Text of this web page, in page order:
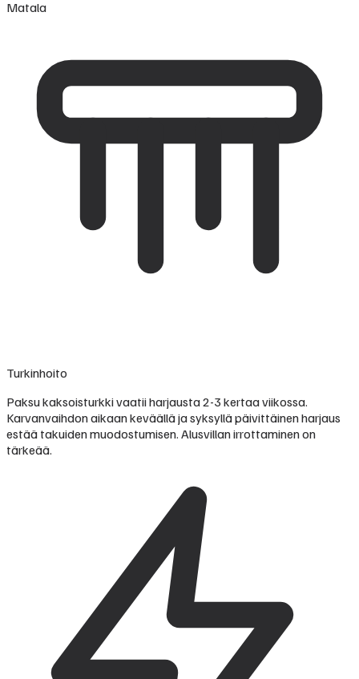
Matala
Turkinhoito
Paksu kaksoisturkki vaatii harjausta 2-3 kertaa viikossa.
Karvanvaihdon aikaan keväällä ja syksyllä päivittäinen harjaus
estää takuiden muodostumisen. Alusvillan irrottaminen on
tärkeää.